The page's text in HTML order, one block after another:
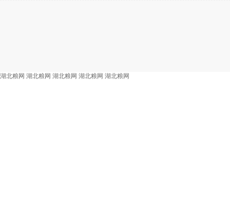
湖北粮网 湖北粮网 湖北粮网 湖北粮网 湖北粮网